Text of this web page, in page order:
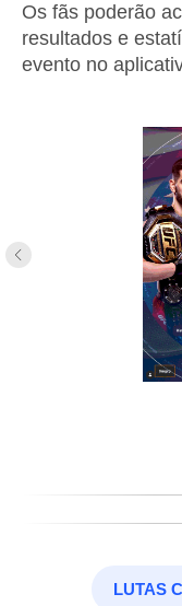
Os fãs poderão
resultados e
evento no
LUTAS